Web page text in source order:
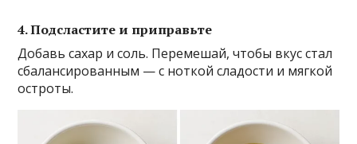
4. Подсластите и приправьте
Добавь сахар и соль. Перемешай, чтобы вкус стал
сбалансированным — с ноткой сладости и мягкой
остроты.